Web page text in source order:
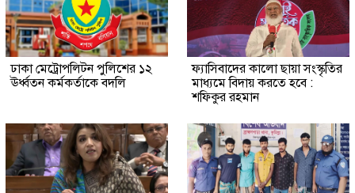
ঢাকা মেট্রোপলিটন পুলিশের ১২
ঊর্ধ্বতন কর্মকর্তাকে বদলি
ফ্যাসিবাদের কালো ছায়া সংস্কৃতির
মাধ্যমে বিদায় করতে হবে :
শফিকুর রহমান